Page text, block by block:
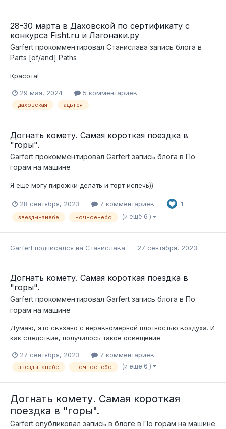
28-30 марта в Даховской по сертификату с
конкурса Fisht.ru и Лагонаки.ру
Garfert прокомментировал Станислава запись блога в
Parts [of/and] Paths
Красота!
29 мая, 2024 5 комментариев
даховская адыгея
Догнать комету. Самая короткая поездка в
"горы".
Garfert прокомментировал Garfert запись блога в По
горам на машине
Я еще могу пирожки делать и торт испечь))
28 сентября, 2023 7 комментариев 1
звездынанебе ночноенебо (и ещё 6 )
Garfert подписался на Станислава 27 сентября, 2023
Догнать комету. Самая короткая поездка в
"горы".
Garfert прокомментировал Garfert запись блога в По
горам на машине
Думаю, это связано с неравномерной плотностью воздуха. И
как следствие, получилось такое освещение.
27 сентября, 2023 7 комментариев
звездынанебе ночноенебо (и ещё 6 )
Догнать комету. Самая короткая
поездка в "горы".
Garfert опубликовал запись в блоге в По горам на машине